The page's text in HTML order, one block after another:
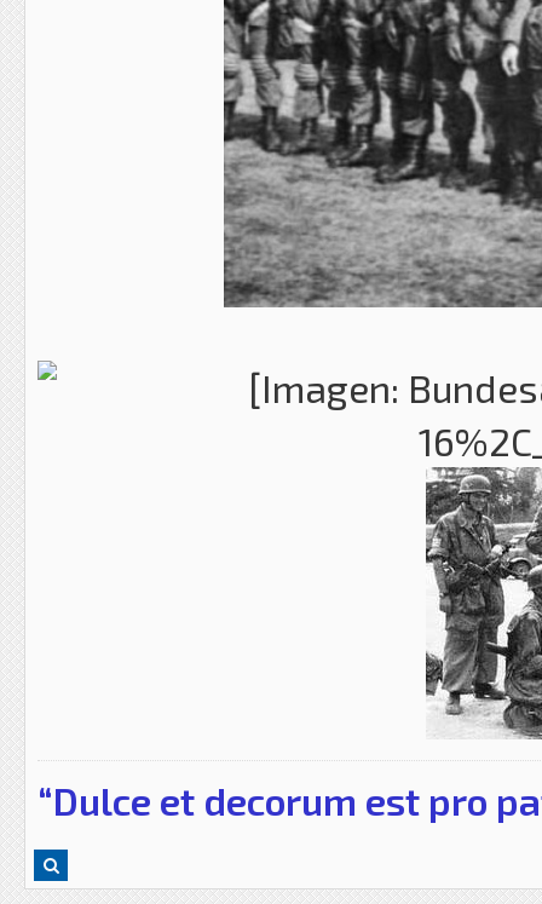
“Dulce et decorum est pro